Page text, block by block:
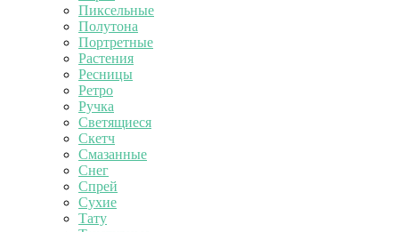
Пиксельные
Полутона
Портретные
Растения
Ресницы
Ретро
Ручка
Светящиеся
Скетч
Смазанные
Снег
Спрей
Сухие
Тату